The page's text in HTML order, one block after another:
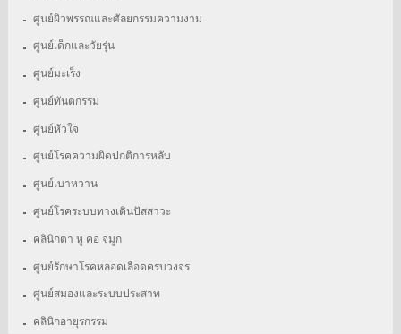
ศูนย์ผิวพรรณและศัลยกรรมความงาม
ศูนย์เด็กและวัยรุ่น
ศูนย์มะเร็ง
ศูนย์ทันตกรรม
ศูนย์หัวใจ
ศูนย์โรคความผิดปกติการหลับ
ศูนย์เบาหวาน
ศูนย์โรคระบบทางเดินปัสสาวะ
คลินิกตา หู คอ จมูก
ศูนย์รักษาโรคหลอดเลือดครบวงจร
ศูนย์สมองและระบบประสาท
คลินิกอายุรกรรม